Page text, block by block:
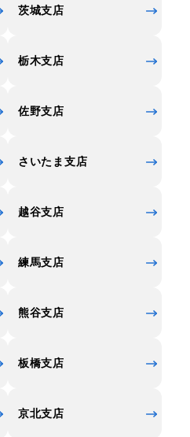
茨城支店
栃木支店
佐野支店
さいたま支店
越谷支店
練馬支店
熊谷支店
板橋支店
京北支店